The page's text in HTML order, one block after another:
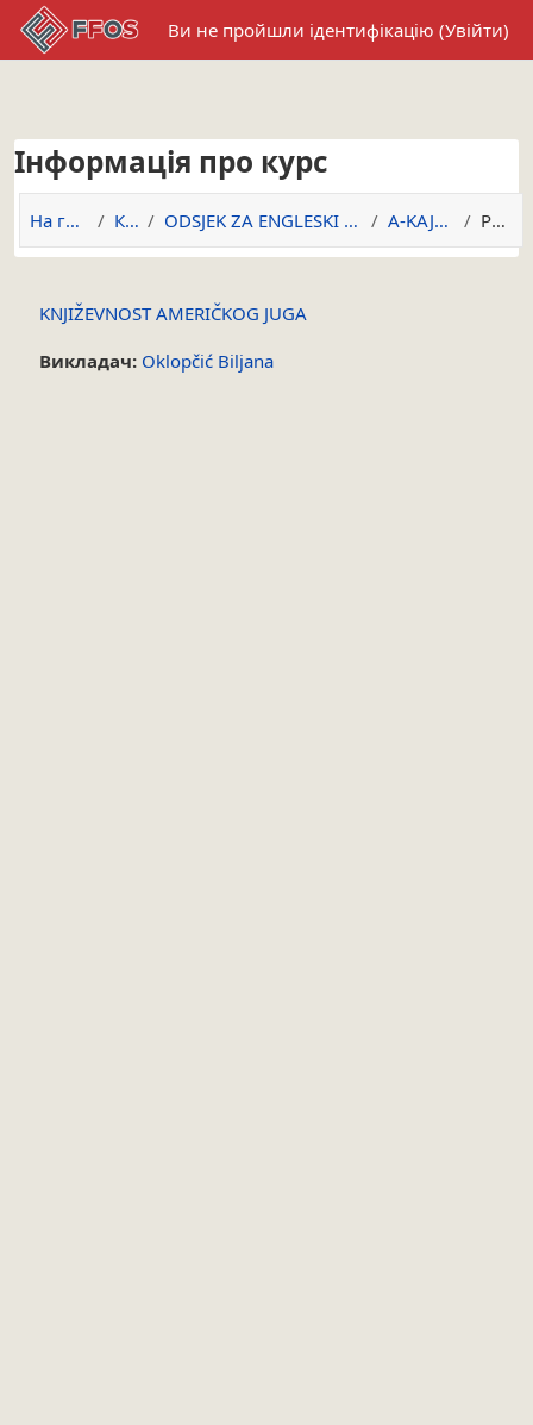
Перейти до головного вмісту
Ви не пройшли ідентифікацію (Увійти)
Інформація про курс
На головну Курси ODSJEK ZA ENGLESKI JEZIK I KNJIŽEVNOST A-KAJ-2017/18 Резюме
KNJIŽEVNOST AMERIČKOG JUGA
Викладач: Oklopčić Biljana